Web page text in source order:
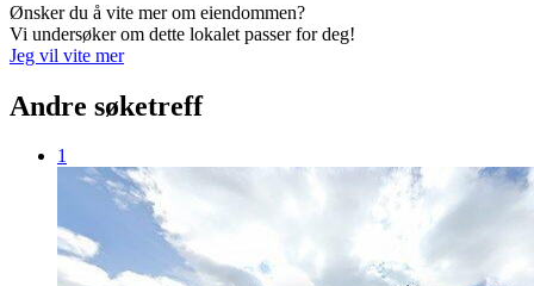
Ønsker du å vite mer om eiendommen?
Vi undersøker om dette lokalet passer for deg!
Jeg vil vite mer
Andre søketreff
1